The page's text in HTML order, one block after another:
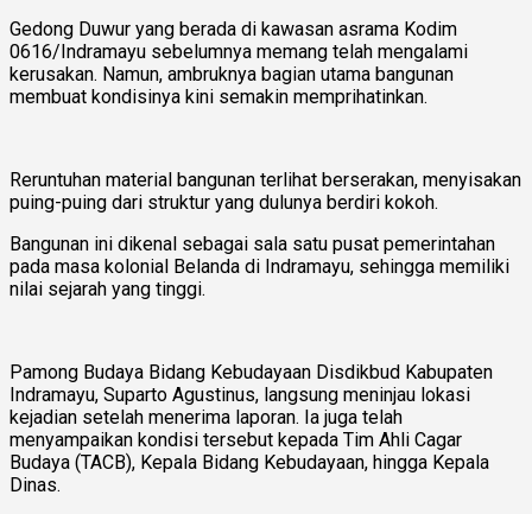
Gedong Duwur yang berada di kawasan asrama Kodim
0616/Indramayu sebelumnya memang telah mengalami
kerusakan. Namun, ambruknya bagian utama bangunan
membuat kondisinya kini semakin memprihatinkan.
Reruntuhan material bangunan terlihat berserakan, menyisakan
puing-puing dari struktur yang dulunya berdiri kokoh.
Bangunan ini dikenal sebagai sala satu pusat pemerintahan
pada masa kolonial Belanda di Indramayu, sehingga memiliki
nilai sejarah yang tinggi.
Pamong Budaya Bidang Kebudayaan Disdikbud Kabupaten
Indramayu, Suparto Agustinus, langsung meninjau lokasi
kejadian setelah menerima laporan. Ia juga telah
menyampaikan kondisi tersebut kepada Tim Ahli Cagar
Budaya (TACB), Kepala Bidang Kebudayaan, hingga Kepala
Dinas.